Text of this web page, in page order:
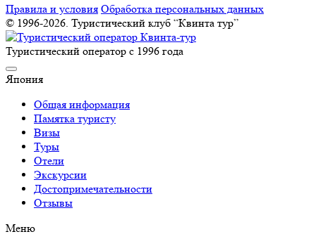
Правила и условия Обработка персональных данных
© 1996-2026. Туристический клуб “Квинта тур”
Туристический оператор с 1996 года
Япония
Общая информация
Памятка туристу
Визы
Туры
Отели
Экскурсии
Достопримечательности
Отзывы
Меню